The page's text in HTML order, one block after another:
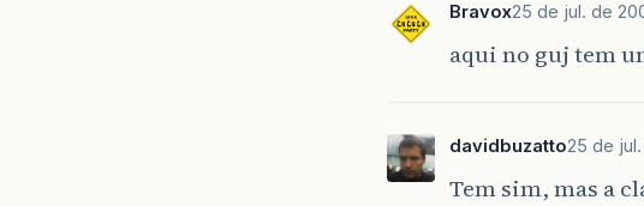
Bravox25 de jul. de
aqui no guj tem
davidbuzatto25 de
Tem sim, mas a